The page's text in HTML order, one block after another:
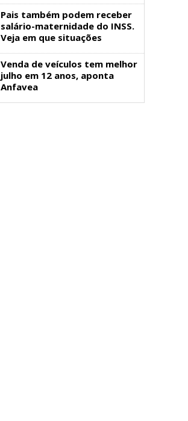
Pais também podem receber
salário-maternidade do INSS.
Veja em que situações
Venda de veículos tem melhor
julho em 12 anos, aponta
Anfavea